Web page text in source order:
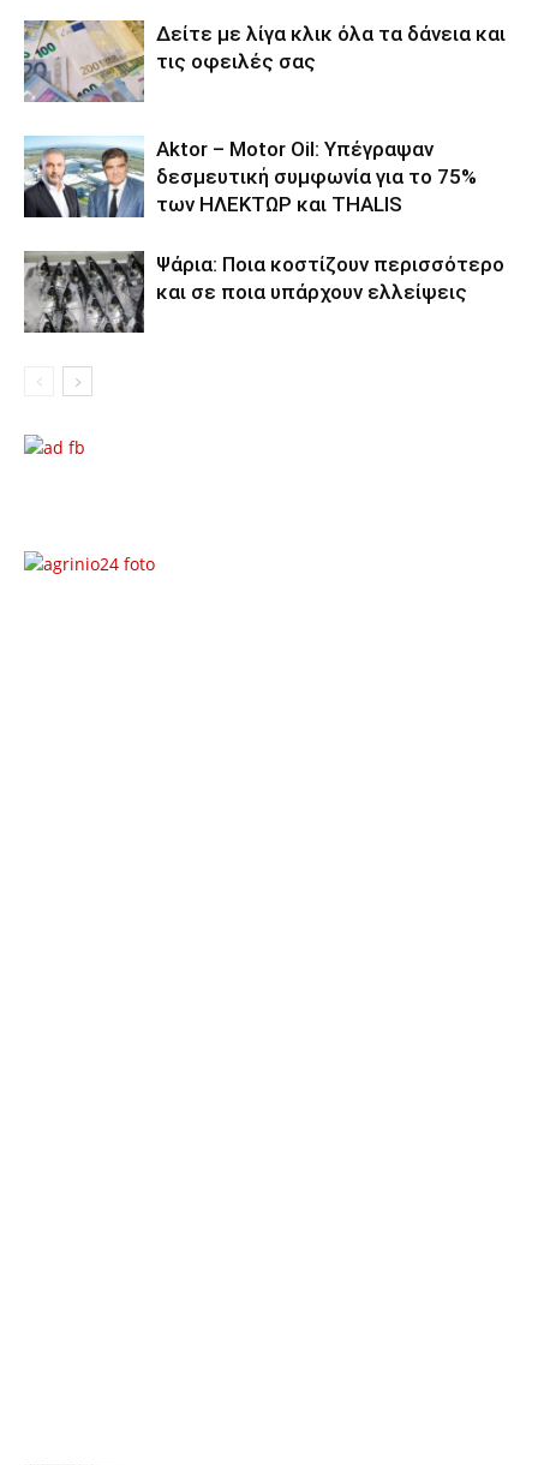
Δείτε με λίγα κλικ όλα τα δάνεια και
τις οφειλές σας
Aktor – Motor Oil: Υπέγραψαν
δεσμευτική συμφωνία για το 75%
των ΗΛΕΚΤΩΡ και THALIS
Ψάρια: Ποια κοστίζουν περισσότερο
και σε ποια υπάρχουν ελλείψεις